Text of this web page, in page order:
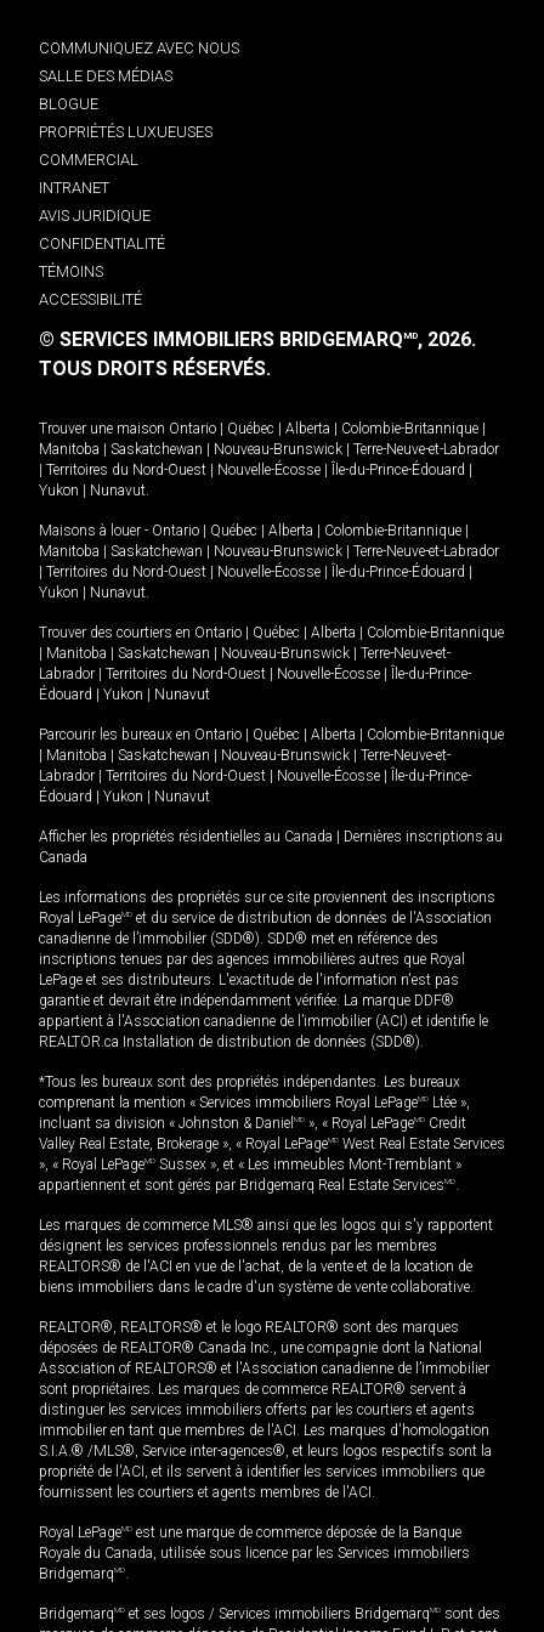
COMMUNIQUEZ AVEC NOUS
SALLE DES MÉDIAS
BLOGUE
PROPRIÉTÉS LUXUEUSES
COMMERCIAL
INTRANET
AVIS JURIDIQUE
CONFIDENTIALITÉ
TÉMOINS
ACCESSIBILITÉ
© SERVICES IMMOBILIERS BRIDGEMARQMD, 2026.
TOUS DROITS RÉSERVÉS.
Trouver une maison Ontario Québec Alberta Colombie-Britannique
Manitoba
Saskatchewan Nouveau-Brunswick
Terre-Neuve-et-Labrador
Territoires du Nord-Ouest Nouvelle-Écosse Île-du-Prince-Édouard
Yukon
Nunavut.
Maisons à louer - Ontario Québec Alberta Colombie-Britannique
Manitoba
Saskatchewan Nouveau-Brunswick
Terre-Neuve-et-Labrador
Territoires du Nord-Ouest Nouvelle-Écosse Île-du-Prince-Édouard
Yukon
Nunavut.
Trouver des courtiers en Ontario Québec Alberta
Colombie-Britannique
Manitoba Saskatchewan Nouveau-Brunswick
Terre-Neuve-et-
Labrador
Territoires du Nord-Ouest Nouvelle-Écosse
Île-du-Prince-
Édouard
Yukon Nunavut
Parcourir les bureaux en Ontario Québec Alberta
Colombie-Britannique
Manitoba Saskatchewan Nouveau-Brunswick
Terre-Neuve-et-
Labrador
Territoires du Nord-Ouest Nouvelle-Écosse
Île-du-Prince-
Édouard
Yukon Nunavut
Afficher les propriétés résidentielles au Canada
Dernières inscriptions au
Canada
Les informations des propriétés sur ce site proviennent des inscriptions
Royal LePageMD et du service de distribution de données de l'Association
canadienne de l’immobilier (SDD®). SDD® met en référence des
inscriptions tenues par des agences immobilières autres que Royal
LePage et ses distributeurs. L'exactitude de l'information n'est pas
garantie et devrait être indépendamment vérifiée. La marque DDF®
appartient à l'Association canadienne de l’immobilier (ACI) et identifie le
REALTOR.ca Installation de distribution de données (SDD®).
*Tous les bureaux sont des propriétés indépendantes. Les bureaux
comprenant la mention « Services immobiliers Royal LePageMD Ltée »,
incluant sa division « Johnston & Daniel MD », « Royal LePageMD Credit
Valley Real Estate, Brokerage », « Royal LePageMD West Real Estate Services
», « Royal LePageMD Sussex », et « Les immeubles Mont-Tremblant »
appartiennent et sont gérés par Bridgemarq Real Estate ServicesMD.
Les marques de commerce MLS® ainsi que les logos qui s'y rapportent
désignent les services professionnels rendus par les membres
REALTORS® de l'ACI en vue de l'achat, de la vente et de la location de
biens immobiliers dans le cadre d'un système de vente collaborative.
REALTOR®, REALTORS® et le logo REALTOR® sont des marques
déposées de REALTOR® Canada Inc., une compagnie dont la National
Association of REALTORS® et l'Association canadienne de l’immobilier
sont propriétaires. Les marques de commerce REALTOR® servent à
distinguer les services immobiliers offerts par les courtiers et agents
immobilier en tant que membres de l'ACI. Les marques d'homologation
S.I.A.® /MLS®, Service inter-agences®, et leurs logos respectifs sont la
propriété de l'ACI, et ils servent à identifier les services immobiliers que
fournissent les courtiers et agents membres de l'ACI.
Royal LePageMD est une marque de commerce déposée de la Banque
Royale du Canada, utilisée sous licence par les Services immobiliers
BridgemarqMD.
BridgemarqMD et ses logos / Services immobiliers BridgemarqMD sont des